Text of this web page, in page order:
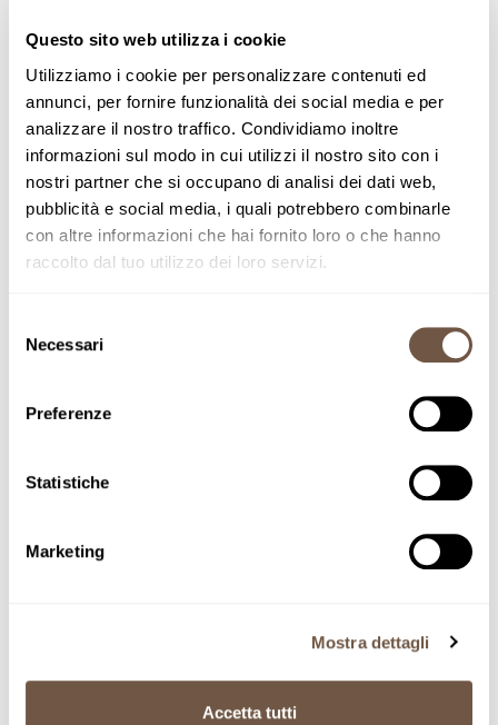
Questo sito web utilizza i cookie
Utilizziamo i cookie per personalizzare contenuti ed
annunci, per fornire funzionalità dei social media e per
analizzare il nostro traffico. Condividiamo inoltre
informazioni sul modo in cui utilizzi il nostro sito con i
nostri partner che si occupano di analisi dei dati web,
pubblicità e social media, i quali potrebbero combinarle
con altre informazioni che hai fornito loro o che hanno
raccolto dal tuo utilizzo dei loro servizi.
delNecessari
Preferenze
Statistiche
Marketing
Mostra dettagli
Accetta tutti
€5,10
- + AGGIUNGI AL CARRELLO
Spaghetti